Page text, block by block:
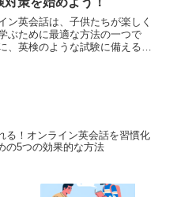
ン英会話は、子供たちが楽しく
ぶために最適な方法の一つで
、英検のような試験に備える際
る！オンライン英会話を習慣化
の5つの効果的な方法